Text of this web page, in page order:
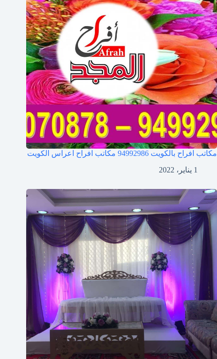
مكاتب افراح بالكويت 94992986 مكاتب افراح اعراس الكويت
1 يناير، 2022